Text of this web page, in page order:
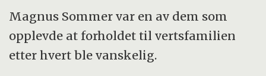
Magnus Sommer var en av dem som
opplevde at forholdet til vertsfamilien
etter hvert ble vanskelig.